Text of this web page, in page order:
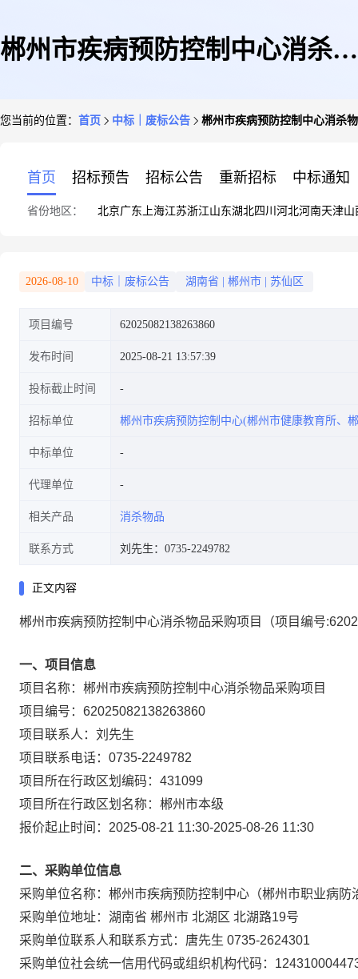
郴州市疾病预防控制中心消杀物
您当前的位置： 首页 中标｜废标公告 郴州市疾病预防控制中心消杀
首页 招标预告 招标公告 重新招标 中标通知
省份地区： 北京广东 上海江苏浙江山东湖北四川 河北河南天津山
2026-08-10 中标｜废标公告 湖南省 郴州市 苏仙区
项目编号 62025082138263860
发布时间 2025-08-21 13:57:39
投标截止时间
招标单位 郴州市疾病预防控制中心(郴州市健康教育所、
中标单位
代理单位
相关产品 消杀物品
联系方式 刘先生：0735-2249782
正文内容
郴州市疾病预防控制中心消杀物品采购项目 （项目编号:
一、项目信息
项目名称： 郴州市疾病预防控制中心消杀物品采购项目
项目编号： 62025082138263860
项目联系人： 刘先生
项目联系电话： 0735-2249782
项目所在行政区划编码： 431099
项目所在行政区划名称： 郴州市本级
报价起止时间： 2025-08-21 11:30-2025-08-26 11:30
二、采购单位信息
采购单位名称： 郴州市疾病预防控制中心（郴州市职业病防
采购单位地址： 湖南省 郴州市 北湖区 北湖路19号
采购单位联系人和联系方式： 唐先生 0735-2624301
采购单位社会统一信用代码或组织机构代码：